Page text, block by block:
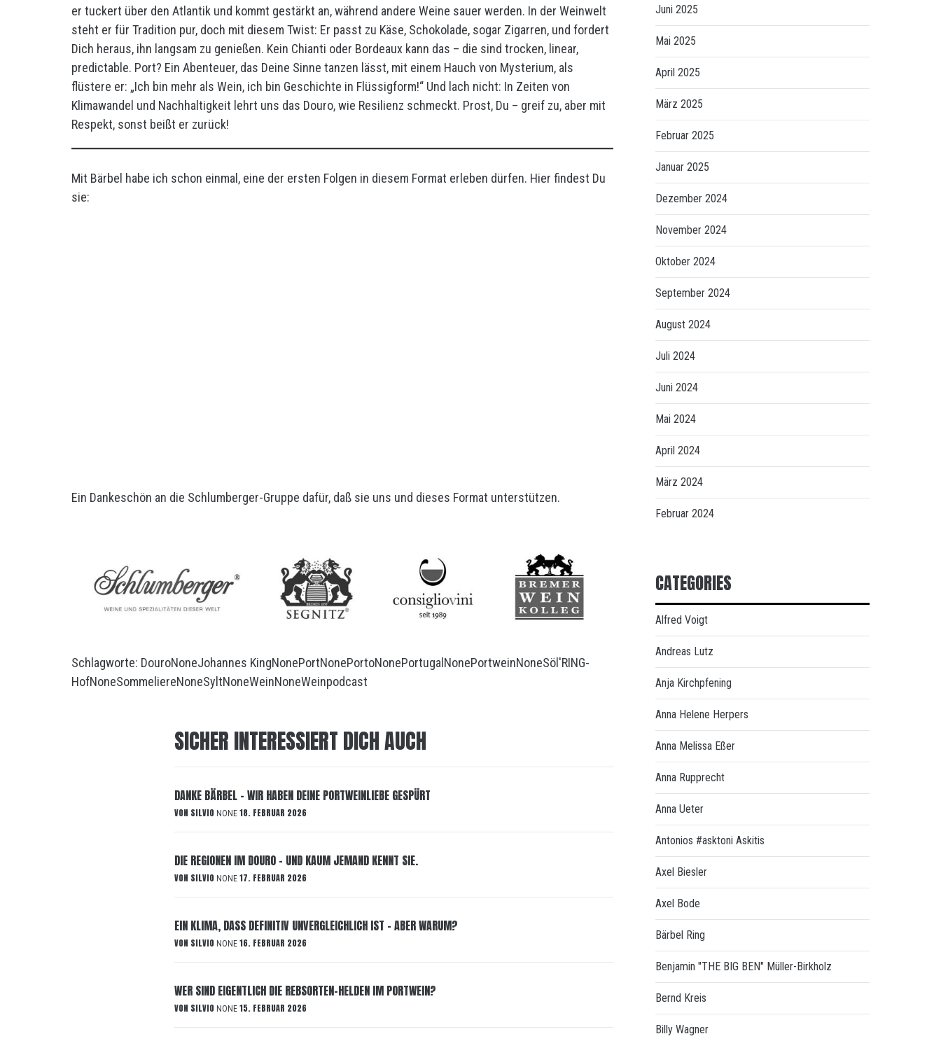
er tuckert über den Atlantik und kommt gestärkt an, während andere Weine sauer werden. In der Weinwelt
steht er für Tradition pur, doch mit diesem Twist: Er passt zu Käse, Schokolade, sogar Zigarren, und fordert
Dich heraus, ihn langsam zu genießen. Kein Chianti oder Bordeaux kann das – die sind trocken, linear,
predictable. Port? Ein Abenteuer, das Deine Sinne tanzen lässt, mit einem Hauch von Mysterium, als
flüstere er: „Ich bin mehr als Wein, ich bin Geschichte in Flüssigform!“ Und lach nicht: In Zeiten von
Klimawandel und Nachhaltigkeit lehrt uns das Douro, wie Resilienz schmeckt. Prost, Du – greif zu, aber mit
Respekt, sonst beißt er zurück!
Mit Bärbel habe ich schon einmal, eine der ersten Folgen in diesem Format erleben dürfen. Hier findest Du
sie:
Ein Dankeschön an die Schlumberger-Gruppe dafür, daß sie uns und dieses Format unterstützen.
Schlagworte: DouroNoneJohannes KingNonePortNonePortoNonePortugalNonePortweinNoneSöl'RING-
HofNoneSommeliereNoneSyltNoneWeinNoneWeinpodcast
SICHER INTERESSIERT DICH AUCH
DANKE BÄRBEL – WIR HABEN DEINE PORTWEINLIEBE GESPÜRT
VON SILVIO NONE 18. FEBRUAR 2026
DIE REGIONEN IM DOURO – UND KAUM JEMAND KENNT SIE.
VON SILVIO NONE 17. FEBRUAR 2026
EIN KLIMA, DASS DEFINITIV UNVERGLEICHLICH IST – ABER WARUM?
VON SILVIO NONE 16. FEBRUAR 2026
WER SIND EIGENTLICH DIE REBSORTEN-HELDEN IM PORTWEIN?
VON SILVIO NONE 15. FEBRUAR 2026
Juni 2025
Mai 2025
April 2025
März 2025
Februar 2025
Januar 2025
Dezember 2024
November 2024
Oktober 2024
September 2024
August 2024
Juli 2024
Juni 2024
Mai 2024
April 2024
März 2024
Februar 2024
CATEGORIES
Alfred Voigt
Andreas Lutz
Anja Kirchpfening
Anna Helene Herpers
Anna Melissa Eßer
Anna Rupprecht
Anna Ueter
Antonios #asktoni Askitis
Axel Biesler
Axel Bode
Bärbel Ring
Benjamin "THE BIG BEN" Müller-Birkholz
Bernd Kreis
Billy Wagner